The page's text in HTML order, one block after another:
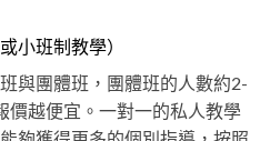
小班制教學）
與團體班，團體班的人數約2-
價越便宜。一對一的私人教學